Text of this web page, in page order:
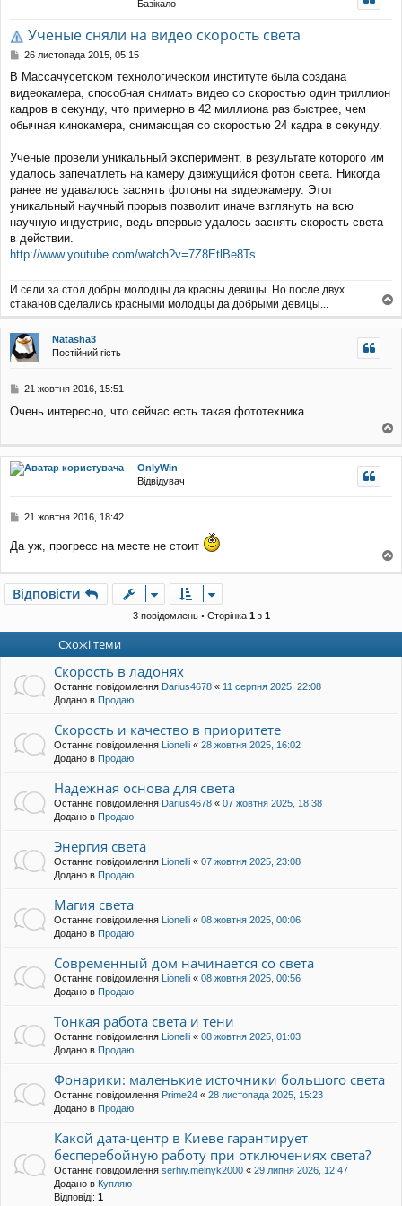
Базікало
Ученые сняли на видео скорость света
П
в
і
д
о
е
н
н
я
26 листопада 2015, 05:15
В Массачусетском технологическом институте была создана
видеокамера, способная снимать видео со скоростью один триллион
кадров в секунду, что примерно в 42 миллиона раз быстрее, чем
обычная кинокамера, снимающая со скоростью 24 кадра в секунду.
Ученые провели уникальный эксперимент, в результате которого им
удалось запечатлеть на камеру движущийся фотон света. Никогда
ранее не удавалось заснять фотоны на видеокамеру. Этот
уникальный научный прорыв позволит иначе взглянуть на всю
научную индустрию, ведь впервые удалось заснять скорость света
в действии.
http://www.youtube.com/watch?v=7Z8EtlBe8Ts
И сели за стол добры молодцы да красны девицы. Но после двух
стаканов сделались красными молодцы да добрыми девицы...
о
г
Natasha3
Постійний гість
П
в
о
м
н
21 жовтня 2016, 15:51
Очень интересно, что сейчас есть такая фототехника.
г
OnlyWin
Відвідувач
П
в
д
о
м
21 жовтня 2016, 18:42
Да уж, прогресс на месте не стоит
о
Відповісти
3 повідомлень • Сторінка 1з 1
Схожі теми
Скорость в ладонях
Останнє повідомлення Darius4678 « 11 серпня 2025, 22:08
Додано в Продаю
Скорость и качество в приоритете
Останнє повідомлення Lionelli « 28 жовтня 2025, 16:02
Додано в Продаю
Надежная основа для света
Останнє повідомлення Darius4678 « 07 жовтня 2025, 18:38
Додано в Продаю
Энергия света
Останнє повідомлення Lionelli « 07 жовтня 2025, 23:08
Додано в Продаю
Магия света
Останнє повідомлення Lionelli « 08 жовтня 2025, 00:06
Додано в Продаю
Современный дом начинается со света
Останнє повідомлення Lionelli « 08 жовтня 2025, 00:56
Додано в Продаю
Тонкая работа света и тени
Останнє повідомлення Lionelli « 08 жовтня 2025, 01:03
Додано в Продаю
Фонарики: маленькие источники большого света
Останнє повідомлення Prime24 « 28 листопада 2025, 15:23
Додано в Продаю
Какой дата-центр в Киеве гарантирует
бесперебойную работу при отключениях света?
Останнє повідомлення serhiy.melnyk2000 « 29 липня 2026, 12:47
Додано в Купляю
Відповіді: 1